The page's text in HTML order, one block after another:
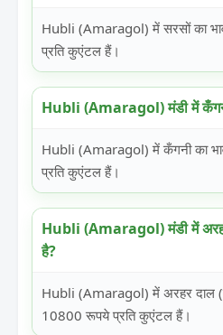
Hubli (Amaragol) में सरसों का
प्रति कुएंटल हैं।
Hubli (Amaragol) मंडी में
Hubli (Amaragol) में कँगनी का
प्रति कुएंटल हैं।
Hubli (Amaragol) मंडी में
है?
Hubli (Amaragol) में अरहर दाल
10800 रूपये प्रति कुएंटल हैं।